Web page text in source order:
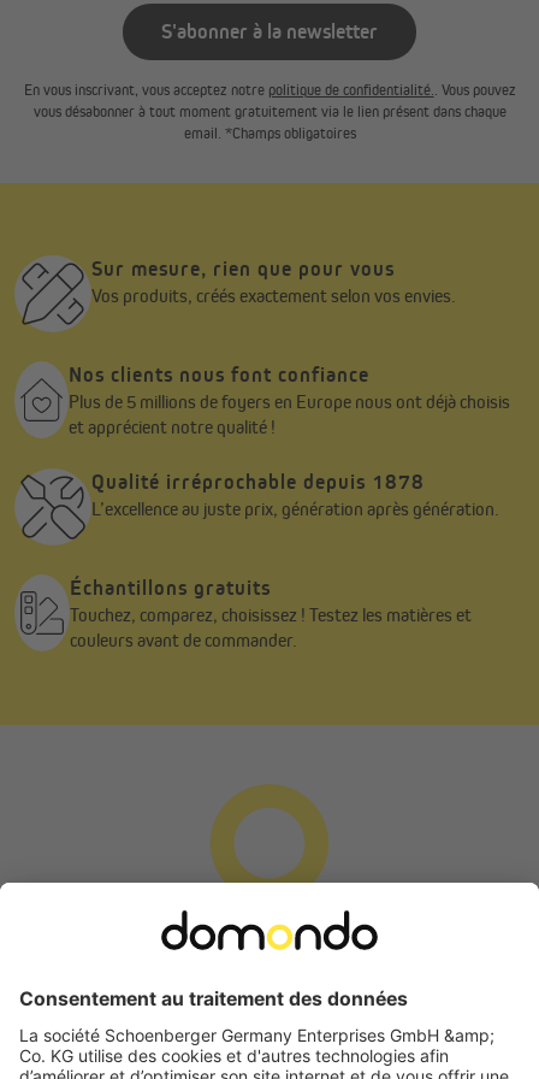
Store bambou et entretien minimaliste
L'entretien des stores est très simple. La couche de poussière
peut être enlevée avec un plumeau ou un chiffon humide.
Visuellement, les stores en bambou resteront parfaits même
fabriqués à partir de matériaux naturels et peuvent donc
caractéristiques ne peuvent être évitées et ne constituent pas
un motif de réclamation.
des différences de qualité, d'apparence, de couleur, de
pas un motif de réclamation.
S'abonner à la newsletter
En vous inscrivant, vous acceptez notre politique de confidentialité. . Vous pouvez
vous désabonner à tout moment gratuitement via le lien présent dans chaque
email. *Champs obligatoires
Sur mesure, rien que pour vous
Vos produits, créés exactement selon vos envies.
Nos clients nous font confiance
Plus de 5 millions de foyers en Europe nous ont déjà choisis
et apprécient notre qualité !
Qualité irréprochable depuis 1878
L’excellence au juste prix, génération après génération.
Échantillons gratuits
Touchez, comparez, choisissez ! Testez les matières et
couleurs avant de commander.